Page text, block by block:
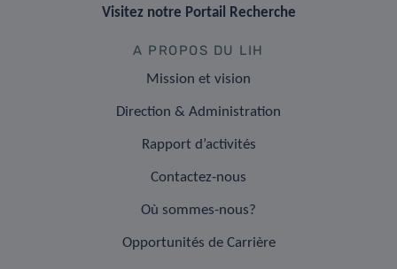
Visitez notre Portail Recherche
A PROPOS DU LIH
Mission et vision
Direction & Administration
Rapport d’activités
Contactez-nous
Où sommes-nous?
Opportunités de Carrière